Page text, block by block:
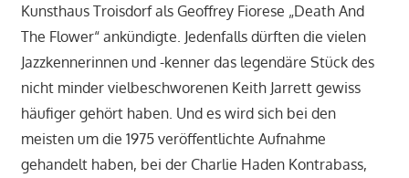
Kunsthaus Troisdorf als Geoffrey Fiorese „Death And
The Flower“ ankündigte. Jedenfalls dürften die vielen
Jazzkennerinnen und -kenner das legendäre Stück des
nicht minder vielbeschworenen Keith Jarrett gewiss
häufiger gehört haben. Und es wird sich bei den
meisten um die 1975 veröffentlichte Aufnahme
gehandelt haben, bei der Charlie Haden Kontrabass,